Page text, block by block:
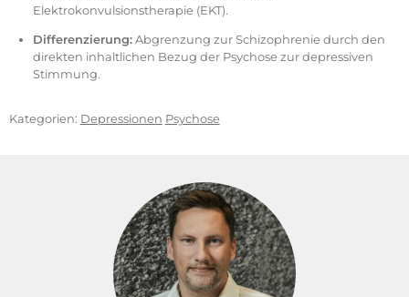
Elektrokonvulsionstherapie (EKT).
Differenzierung:Abgrenzung zur Schizophrenie durch den
direkten inhaltlichen Bezug der Psychose zur depressiven
Stimmung.
Kategorien: Depressionen Psychose